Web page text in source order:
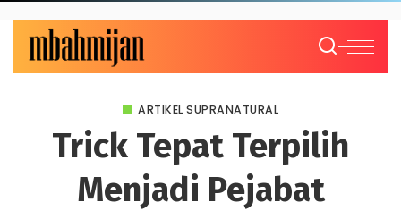
ARTIKEL SUPRANATURAL
Trick Tepat Terpilih
Menjadi Pejabat